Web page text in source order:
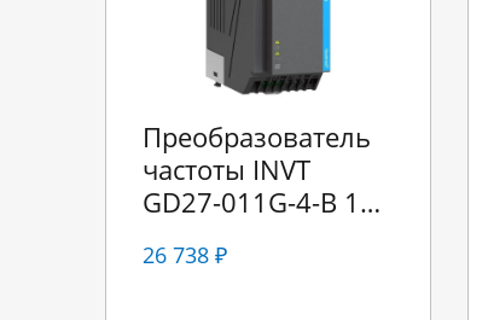
Преобразователь
частоты INVT
GD27-011G-4-B 11
26 738 ₽